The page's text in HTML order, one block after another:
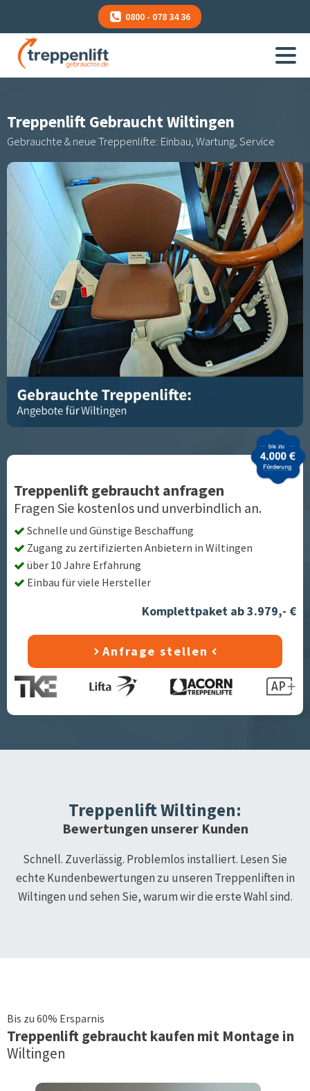
0800 - 078 34 36
Treppenlift GebrauchtWiltingen
Gebrauchte & neue Treppenlifte: Einbau, Wartung, Service
Treppenlift gebraucht anfragen
Fragen Sie kostenlos und unverbindlich an.
Schnelle und Günstige Beschaffung
Zugang zu zertifizierten Anbietern in Wiltingen
über 10 Jahre Erfahrung
Einbau für viele Hersteller
Komplettpaket ab 3.979,- €
Anfrage stellen
TreppenliftWiltingen:
Bewertungen unserer Kunden
Schnell. Zuverlässig. Problemlos installiert. Lesen Sie
echte Kundenbewertungen zu unseren Treppenliften in
Wiltingen und sehen Sie, warum wir die erste Wahl sind.
Bis zu 60% Ersparnis
Treppenliftgebraucht kaufen mit Montage in
Wiltingen